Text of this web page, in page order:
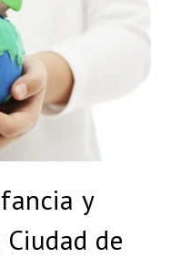
y
de